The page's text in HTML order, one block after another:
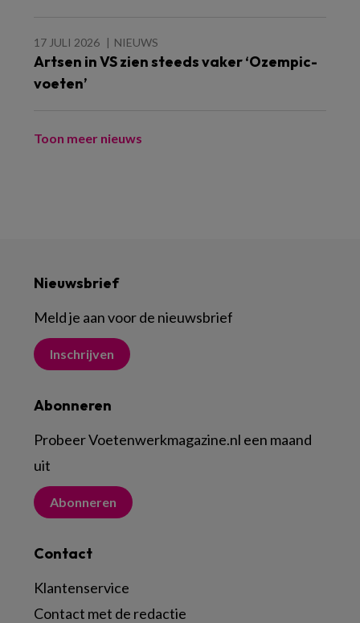
17 JULI 2026 NIEUWS
Artsen in VS zien steeds vaker ‘Ozempic-
voeten’
Toon meer nieuws
Nieuwsbrief
Meld je aan voor de nieuwsbrief
Inschrijven
Abonneren
Probeer Voetenwerkmagazine.nl een maand
uit
Abonneren
Contact
Klantenservice
Contact met de redactie